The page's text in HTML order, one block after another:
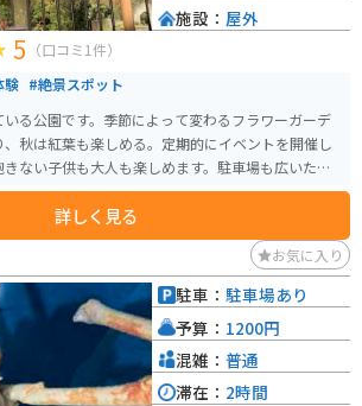
5 （口コミ1件）
験 #絶景スポット
る公園です。季節によって変わるフラワーガーデ
秋は紅葉も楽しめる。定期的にイベントを開催し
ない子供も大人も楽しめます。駐車場も広いため
詳しく見る
施設： 屋外
お気に入り
駐車： 駐車場あり
予算： 1200円
混雑： 普通
滞在： 2時間